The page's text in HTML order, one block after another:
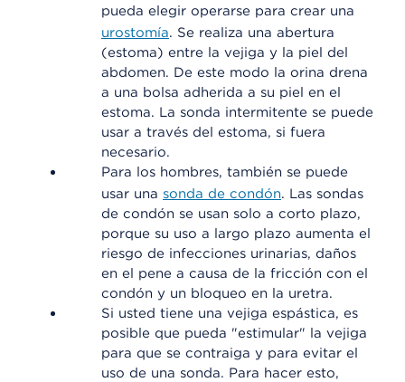
pueda elegir operarse para crear una
urostomía. Se realiza una abertura
(estoma) entre la vejiga y la piel del
abdomen. De este modo la orina drena
a una bolsa adherida a su piel en el
estoma. La sonda intermitente se puede
usar a través del estoma, si fuera
necesario.
Para los hombres, también se puede
usar una sonda de condón. Las sondas
de condón se usan solo a corto plazo,
porque su uso a largo plazo aumenta el
riesgo de infecciones urinarias, daños
en el pene a causa de la fricción con el
condón y un bloqueo en la uretra.
Si usted tiene una vejiga espástica, es
posible que pueda "estimular" la vejiga
para que se contraiga y para evitar el
uso de una sonda. Para hacer esto,